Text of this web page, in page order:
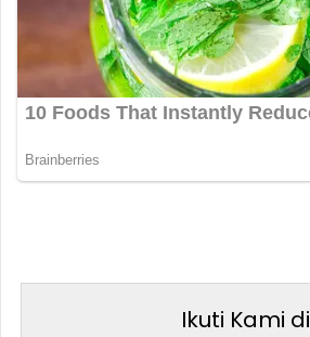
Ikuti Kami di